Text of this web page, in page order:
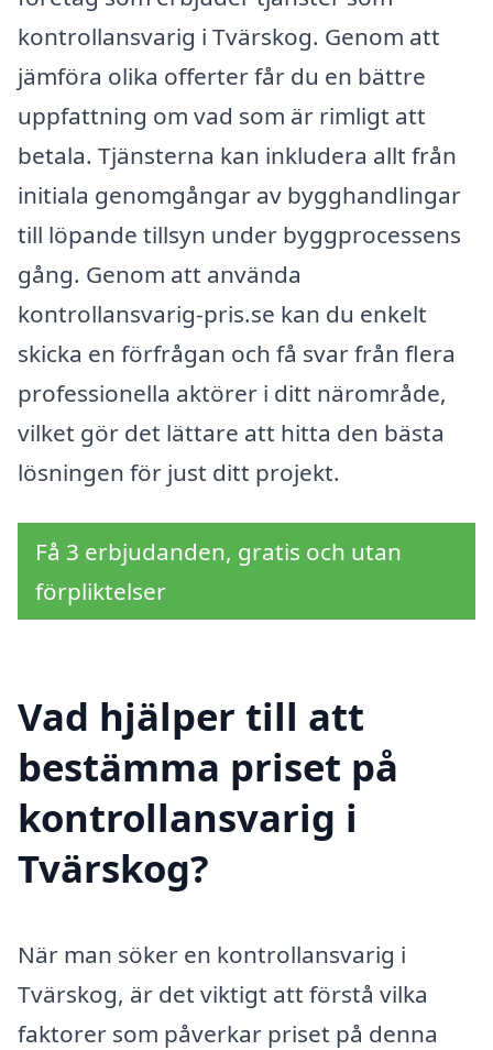
kontrollansvarig i Tvärskog. Genom att
jämföra olika offerter får du en bättre
uppfattning om vad som är rimligt att
betala. Tjänsterna kan inkludera allt från
initiala genomgångar av bygghandlingar
till löpande tillsyn under byggprocessens
gång. Genom att använda
kontrollansvarig-pris.se kan du enkelt
skicka en förfrågan och få svar från flera
professionella aktörer i ditt närområde,
vilket gör det lättare att hitta den bästa
lösningen för just ditt projekt.
Få 3 erbjudanden, gratis och utan
förpliktelser
Vad hjälper till att
bestämma priset på
kontrollansvarig i
Tvärskog?
När man söker en kontrollansvarig i
Tvärskog, är det viktigt att förstå vilka
faktorer som påverkar priset på denna